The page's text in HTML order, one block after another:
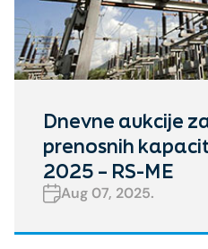
Dnevne aukcije
prenosnih
2025 – RS-ME
Aug 07, 2025.